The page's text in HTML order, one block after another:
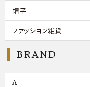
帽子
ファッション雑貨
BRAND
A